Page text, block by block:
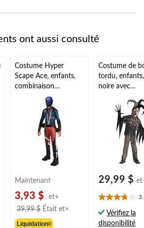
ont aussi consulté
Costume Hyper
Scape Ace, enfants,
combinaison
bleu/rouge avec
masque, tailles variées
Maintenant
3,93 $
et+
39,99 $ Était et+prix
Liquidation◊
Costume de
tordu,
noire avec
peau/
tailles variées
29,99 $
3.8
étoile(s)
sur
Vérifiez la
disponibilité